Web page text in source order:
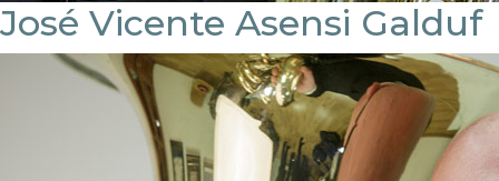
José Vicente Asensi Galduf